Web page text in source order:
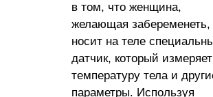
в том, что женщина,
желающая забеременеть,
носит на теле
датчик, который измеряет
температуру тела и
параметры. Используя